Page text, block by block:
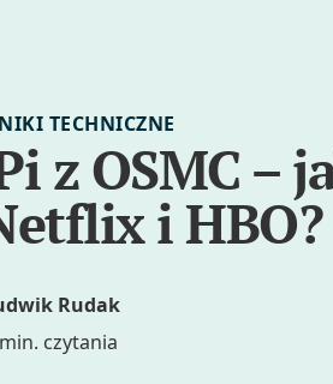
TECHNICZNE
z OSMC –
i HBO?
Rudak
czytania